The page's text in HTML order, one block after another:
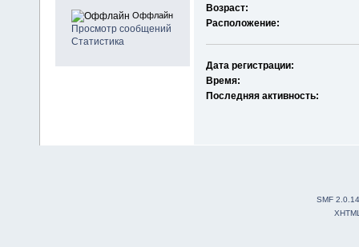
Оффлайн
Просмотр сообщений
Статистика
Возраст:
Расположение:
Дата регистрации:
Время:
Последняя активность:
SMF 2.0.14